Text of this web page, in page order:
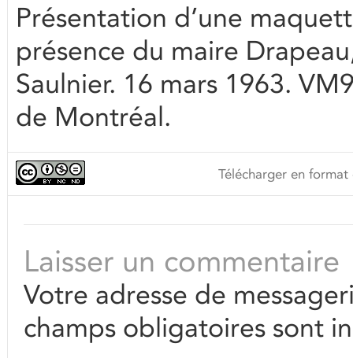
Présentation d’une
présence du maire
Saulnier. 16 mars 1963.
de Montréal.
Télécharger en
Laisser un commentaire
Votre adresse de
champs obligatoires sont